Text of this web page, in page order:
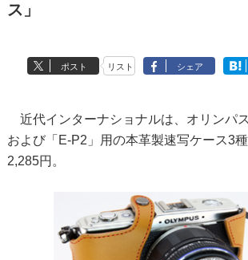
ス」
ポスト リスト シェア
近代インターナショナルは、オリンパ
および「E-P2」用の本革製速写ケース3
2,285円。